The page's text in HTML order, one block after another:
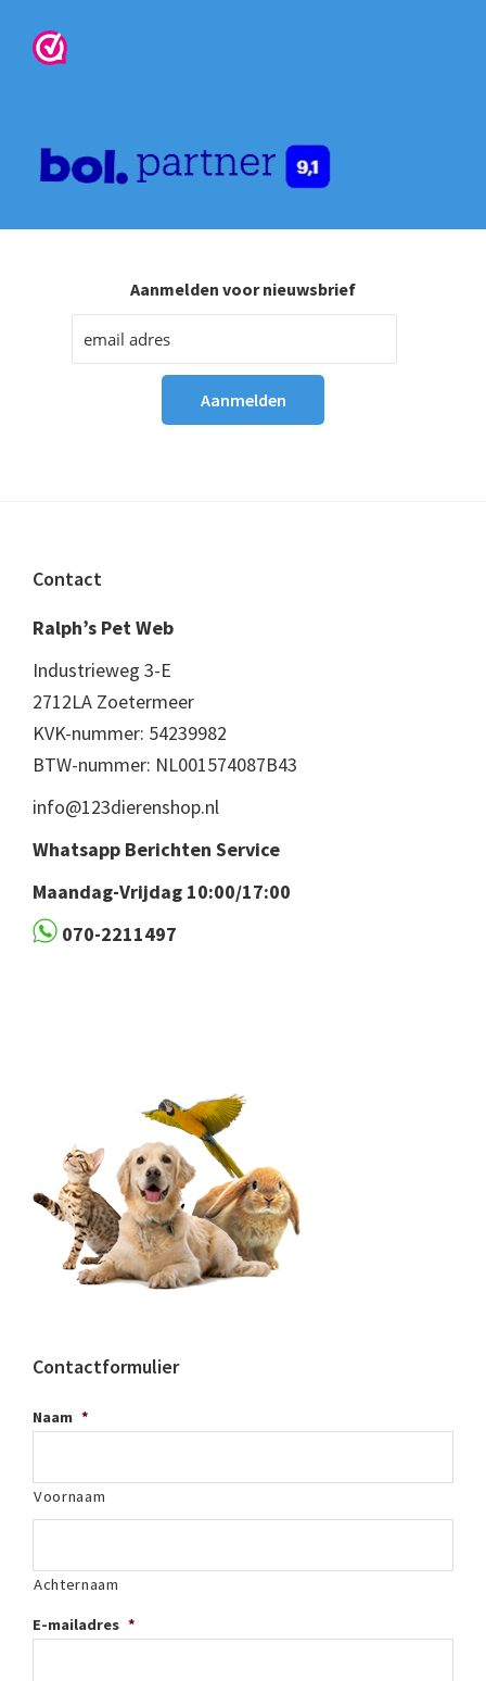
Aanmelden voor nieuwsbrief
Footer
Contact
Ralph’s Pet Web
Industrieweg 3-E
2712LA Zoetermeer
KVK-nummer: 54239982
BTW-nummer: NL001574087B43
info@123dierenshop.nl
Whatsapp Berichten Service
Maandag-Vrijdag 10:00/17:00
070-2211497
Contactformulier
Naam *
Voornaam
Achternaam
E-mailadres *